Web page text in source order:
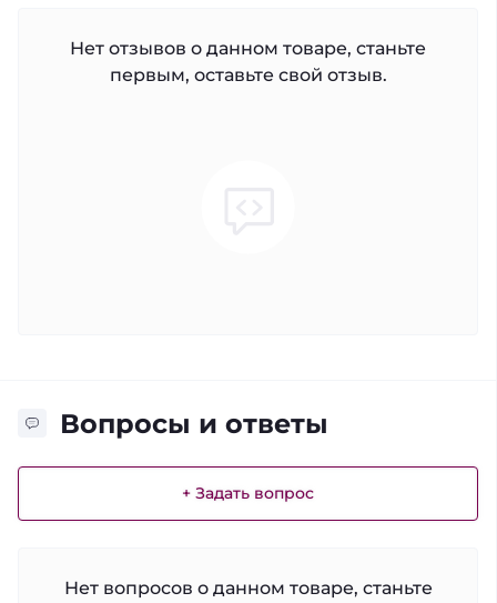
Нет отзывов о данном товаре, станьте
первым, оставьте свой отзыв.
Вопросы и ответы
+ Задать вопрос
Нет вопросов о данном товаре, станьте